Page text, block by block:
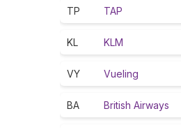
TP TAP
KL KLM
VY Vueling
BA British Airways